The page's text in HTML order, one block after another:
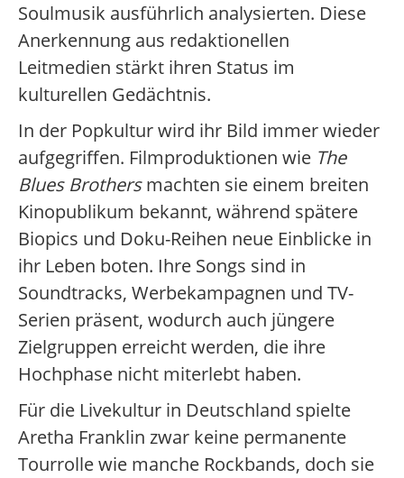
Soulmusik ausführlich analysierten. Diese
Anerkennung aus redaktionellen
Leitmedien stärkt ihren Status im
kulturellen Gedächtnis.
In der Popkultur wird ihr Bild immer wieder
aufgegriffen. Filmproduktionen wie The
Blues Brothersmachten sie einem breiten
Kinopublikum bekannt, während spätere
Biopics und Doku-Reihen neue Einblicke in
ihr Leben boten. Ihre Songs sind in
Soundtracks, Werbekampagnen und TV-
Serien präsent, wodurch auch jüngere
Zielgruppen erreicht werden, die ihre
Hochphase nicht miterlebt haben.
Für die Livekultur in Deutschland spielte
Aretha Franklin zwar keine permanente
Tourrolle wie manche Rockbands, doch sie